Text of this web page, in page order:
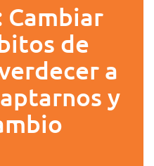
Cambiar
de
a
y